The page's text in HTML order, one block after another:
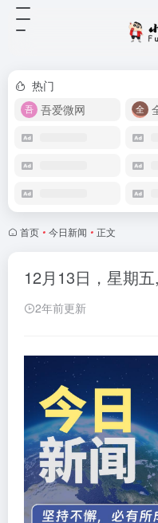
热门
吾爱微网
首页 • 今日新闻 • 正文
12月13日，星期
2年前更新